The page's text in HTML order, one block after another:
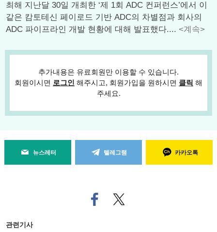
최해 지난달 30일 개최한 ‘제 1회 ADC 컨퍼런스’에서 이
같은 캄토테신 페이로드 기반 ADC의 차별점과 회사의
ADC 파이프라인 개발 현황에 대해 발표했다.... <계속>
추가내용은 유료회원만 이용할 수 있습니다.
회원이시면 로그인 해주시고, 회원가입을 원하시면 클릭 해
주세요.
뉴스레터 텔레그램 카카오톡
페
이
트위
터로
관련기사